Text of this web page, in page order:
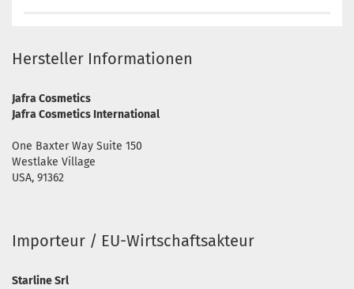
Hersteller Informationen
Jafra Cosmetics
Jafra Cosmetics International
One Baxter Way Suite 150
Westlake Village
USA, 91362
Importeur / EU-Wirtschaftsakteur
Starline Srl